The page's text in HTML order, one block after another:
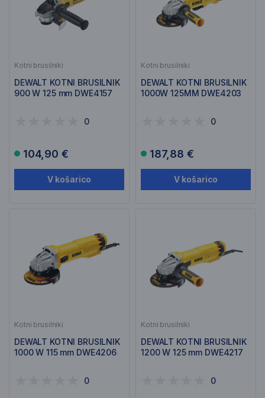
Kotni brusilniki
DEWALT KOTNI BRUSILNIK
900 W 125 mm DWE4157
0
104,90 €
V košarico
Kotni brusilniki
DEWALT KOTNI BRUSILNIK
1000W 125MM DWE4203
0
187,88 €
V košarico
Kotni brusilniki
DEWALT KOTNI BRUSILNIK
1000 W 115 mm DWE4206
0
Kotni brusilniki
DEWALT KOTNI BRUSILNIK
1200 W 125 mm DWE4217
0